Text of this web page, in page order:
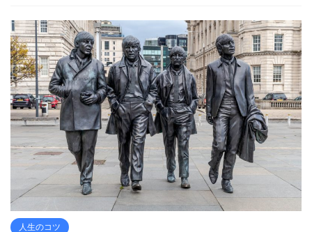
人生のコツ